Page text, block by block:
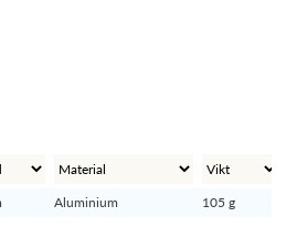
Aluminium 105 g